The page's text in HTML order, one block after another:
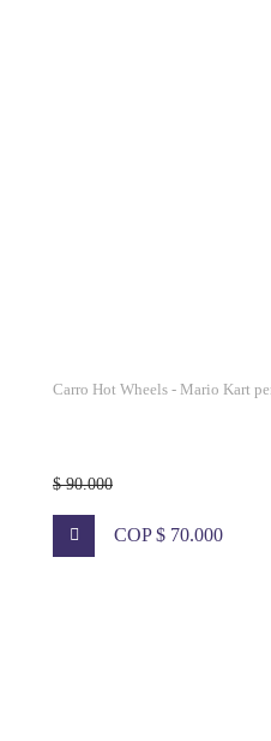
Carro Hot Wheels - Mario Kart
$ 90.000
COP $ 70.000